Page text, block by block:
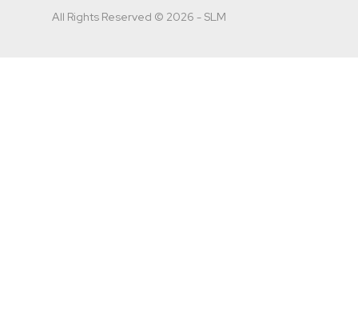
All Rights Reserved © 2026 - SLM